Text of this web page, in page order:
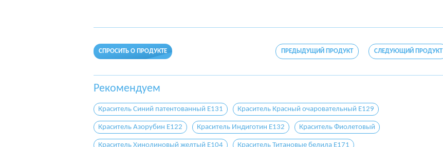
СПРОСИТЬ О ПРОДУКТЕ ПРЕДЫДУЩИЙ ПРОДУКТ СЛЕДУЮЩИЙ ПРОДУКТ
Рекомендуем
Краситель Синий патентованный E131 Краситель Красный очаровательный E129
Краситель Азорубин E122 Краситель Индиготин E132 Краситель Фиолетовый
Краситель Хинолиновый желтый E104 Краситель Титановые белила E171